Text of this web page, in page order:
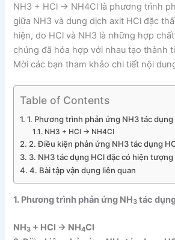
NH3 + HCl → NH4Cl là phương trình
giữa NH3 và dung dịch axit HCl đặc
hiện, do HCl và NH3 là những hợp
chúng đã hóa hợp với nhau tạo thành
Mời các bạn tham khảo chi tiết nội
Table of Contents
1. Phương trình phản ứng NH3 tác dụng
NH3 + HCl → NH4Cl
2. Điều kiện phản ứng NH3 tác dụng
3. NH3 tác dụng HCl đặc có hiện tượng
4. Bài tập vận dụng liên quan
1. Phương trình phản ứng NH3 tác
NH3 + HCl → NH4Cl